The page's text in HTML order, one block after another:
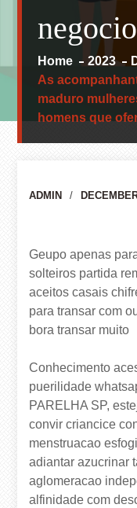
Home 2023
As
maduro
homens que
Author
ADMIN
Geupo apenas
solteiros partida
aceitos casais
para transar com
bora transar muito
Conhecimento
puerilidade
PARELHA SP,
convir criancice
menstruacao
adiantar azucrinar
aglomeracao
alfinidade com